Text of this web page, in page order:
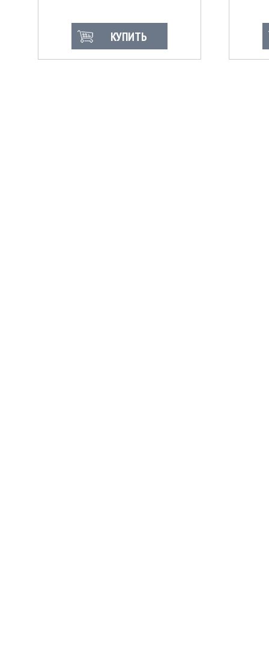
КУПИТЬ